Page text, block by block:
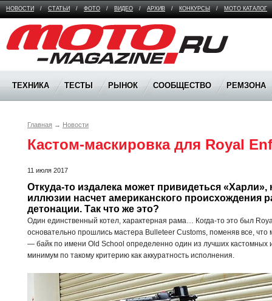
НОВОСТИ / СТАТЬИ / ФОТО / ВИДЕО / АРХИВ / КОНКУРСЫ / МОТО КАТАЛОГ
Moto Magazine
ТЕХНИКА ТЕСТЫ РЫНОК СООБЩЕСТВО РЕМЗОНА
Главная → Новости
Кастом-маскировка для Royal
11 июля 2017
Откуда-то издалека может привидеться «Харли»,
иллюзии насчет американского происхождения
детонации. Так что же это?
Один единственный котел, характерная рама… Когда-то это был
основательно прошлись мастера Bulleteer Customs, поменяв все, что
— байк по имени Old School определенно один из лучших кастомных
минимум по такому критерию как аккуратность исполнения.